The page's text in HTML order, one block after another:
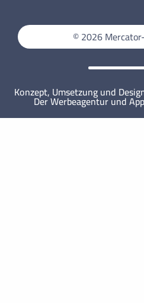
Mercator-
MINT-freundliche
© 2026
Konzept, Umsetzung und
Der Werbeagentur und